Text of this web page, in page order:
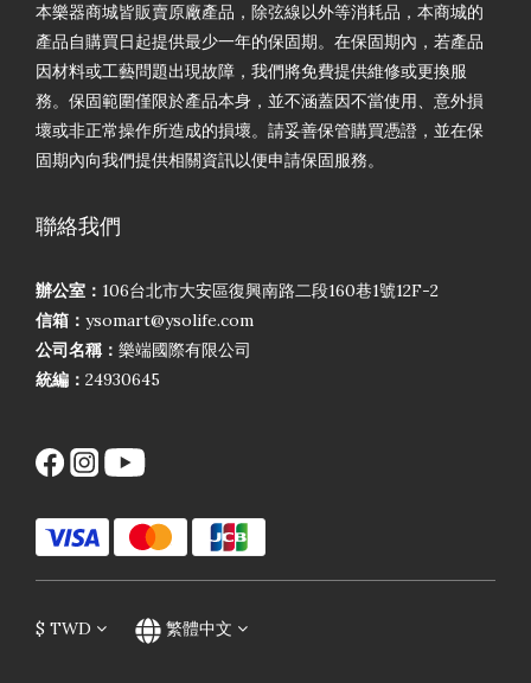
本樂器商城皆販賣原廠產品，除弦線以外等消耗品，本商城的
產品自購買日起提供最少一年的保固期。在保固期內，若產品
因材料或工藝問題出現故障，我們將免費提供維修或更換服
務。保固範圍僅限於產品本身，並不涵蓋因不當使用、意外損
壞或非正常操作所造成的損壞。請妥善保管購買憑證，並在保
固期內向我們提供相關資訊以便申請保固服務。
聯絡我們
辦公室： 106台北市大安區復興南路二段160巷1號12F-2
信箱： ysomart@ysolife.com
公司名稱： 樂端國際有限公司
統編： 24930645
$ TWD 繁體中文